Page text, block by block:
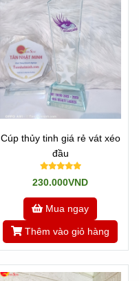
Cúp thủy tinh giá rẻ vát xéo
đầu
230.000VND
Mua ngay
Thêm vào giỏ hàng